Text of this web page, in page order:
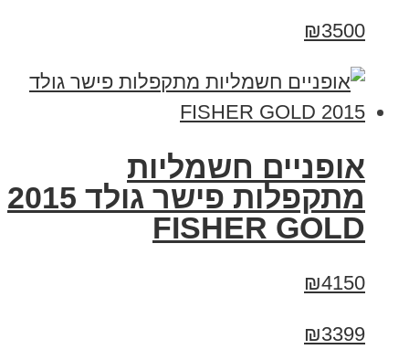
₪3500
אופניים חשמליות
מתקפלות פישר גולד 2015
FISHER GOLD
₪4150
₪3399